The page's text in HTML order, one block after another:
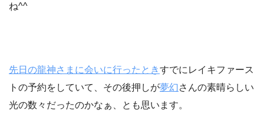
ね^^
先日の龍神さまに会いに行ったときすでにレイキファース
トの予約をしていて、その後押しが夢幻さんの素晴らしい
光の数々だったのかなぁ、とも思います。